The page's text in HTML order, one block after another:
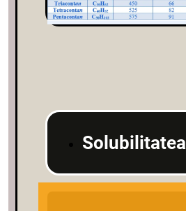
Solubilitatea